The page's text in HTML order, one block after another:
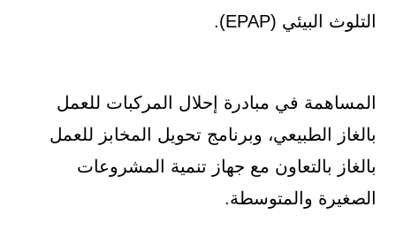
التلوث البيئي (EPAP).
المساهمة في مبادرة إحلال المركبات للعمل
بالغاز الطبيعي، وبرنامج تحويل المخابز للعمل
بالغاز بالتعاون مع جهاز تنمية المشروعات
الصغيرة والمتوسطة.